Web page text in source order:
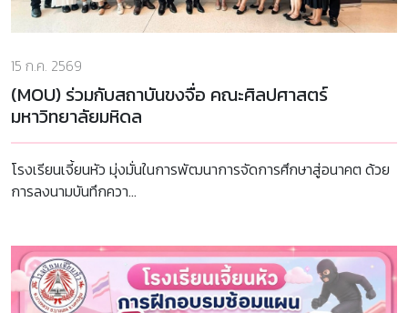
15 ก.ค. 2569
(MOU) ร่วมกับสถาบันขงจื่อ คณะศิลปศาสตร์
มหาวิทยาลัยมหิดล
โรงเรียนเจี้ยนหัว มุ่งมั่นในการพัฒนาการจัดการศึกษาสู่อนาคต ด้วย
การลงนามบันทึกควา...